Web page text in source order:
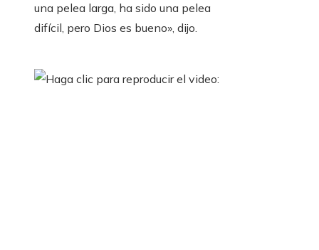
una pelea larga, ha sido una pelea
difícil, pero Dios es bueno», dijo.